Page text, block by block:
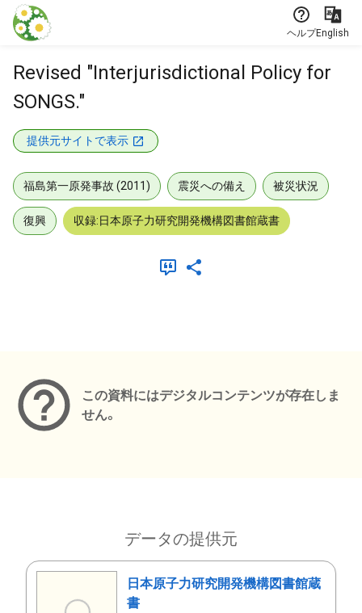
本文に飛ぶ
ヘルプEnglish
Revised "Interjurisdictional Policy for
SONGS."
提供元サイトで表示
福島第一原発事故 (2011) 震災への備え 被災状況
復興 収録:日本原子力研究開発機構図書館蔵書
この資料にはデジタルコンテンツが存在しま
せん。
データの提供元
日本原子力研究開発機構図書館蔵
書